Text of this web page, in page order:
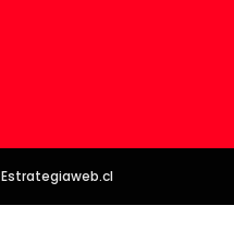
Estrategiaweb.cl